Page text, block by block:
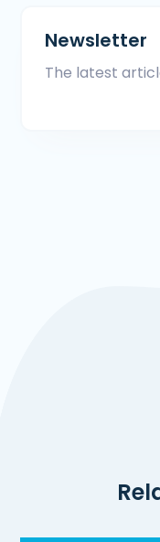
Newsletter
The latest